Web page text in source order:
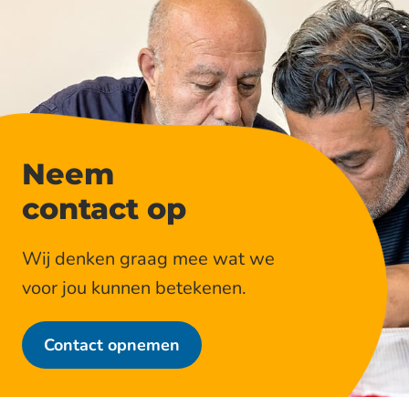
Neem
contact op
Wij denken graag mee wat we
voor jou kunnen betekenen.
Contact opnemen